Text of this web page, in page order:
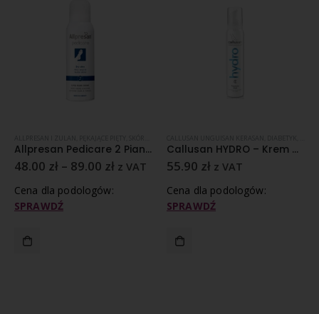
Allpresan Pedicare 2 Pianka z 5 % mocznikiem
48.00 zł – 89.00 zł z VAT
Cena dla podologów:
SPRAWDŹ
Callusan HYDRO – Krem w piance z mocznikiem 5% – 125 ml
55.90 zł z VAT
Cena dla podologów:
SPRAWDŹ